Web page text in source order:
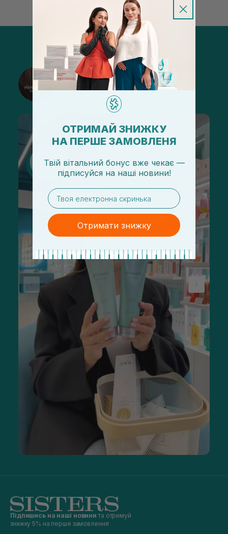
@sisters_stelmakh в Instagram
Підписатися
Підпишись на наші новини та отримуй
знижку 5% на перше замовлення
ОТРИМАЙ ЗНИЖКУ
НА ПЕРШЕ ЗАМОВЛЕНЯ
Твій вітальний бонус вже чекає —
підписуйся на наші новини!
email
Отримати знижку